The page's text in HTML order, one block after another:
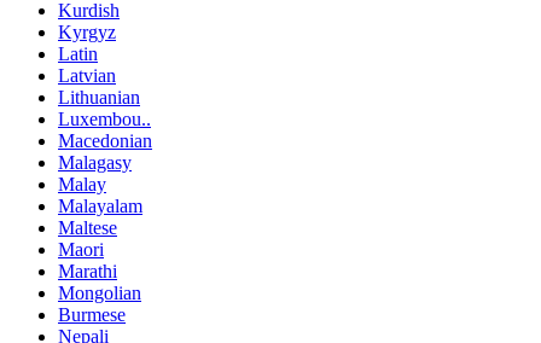
Kurdish
Kyrgyz
Latin
Latvian
Lithuanian
Luxembou..
Macedonian
Malagasy
Malay
Malayalam
Maltese
Maori
Marathi
Mongolian
Burmese
Nepali